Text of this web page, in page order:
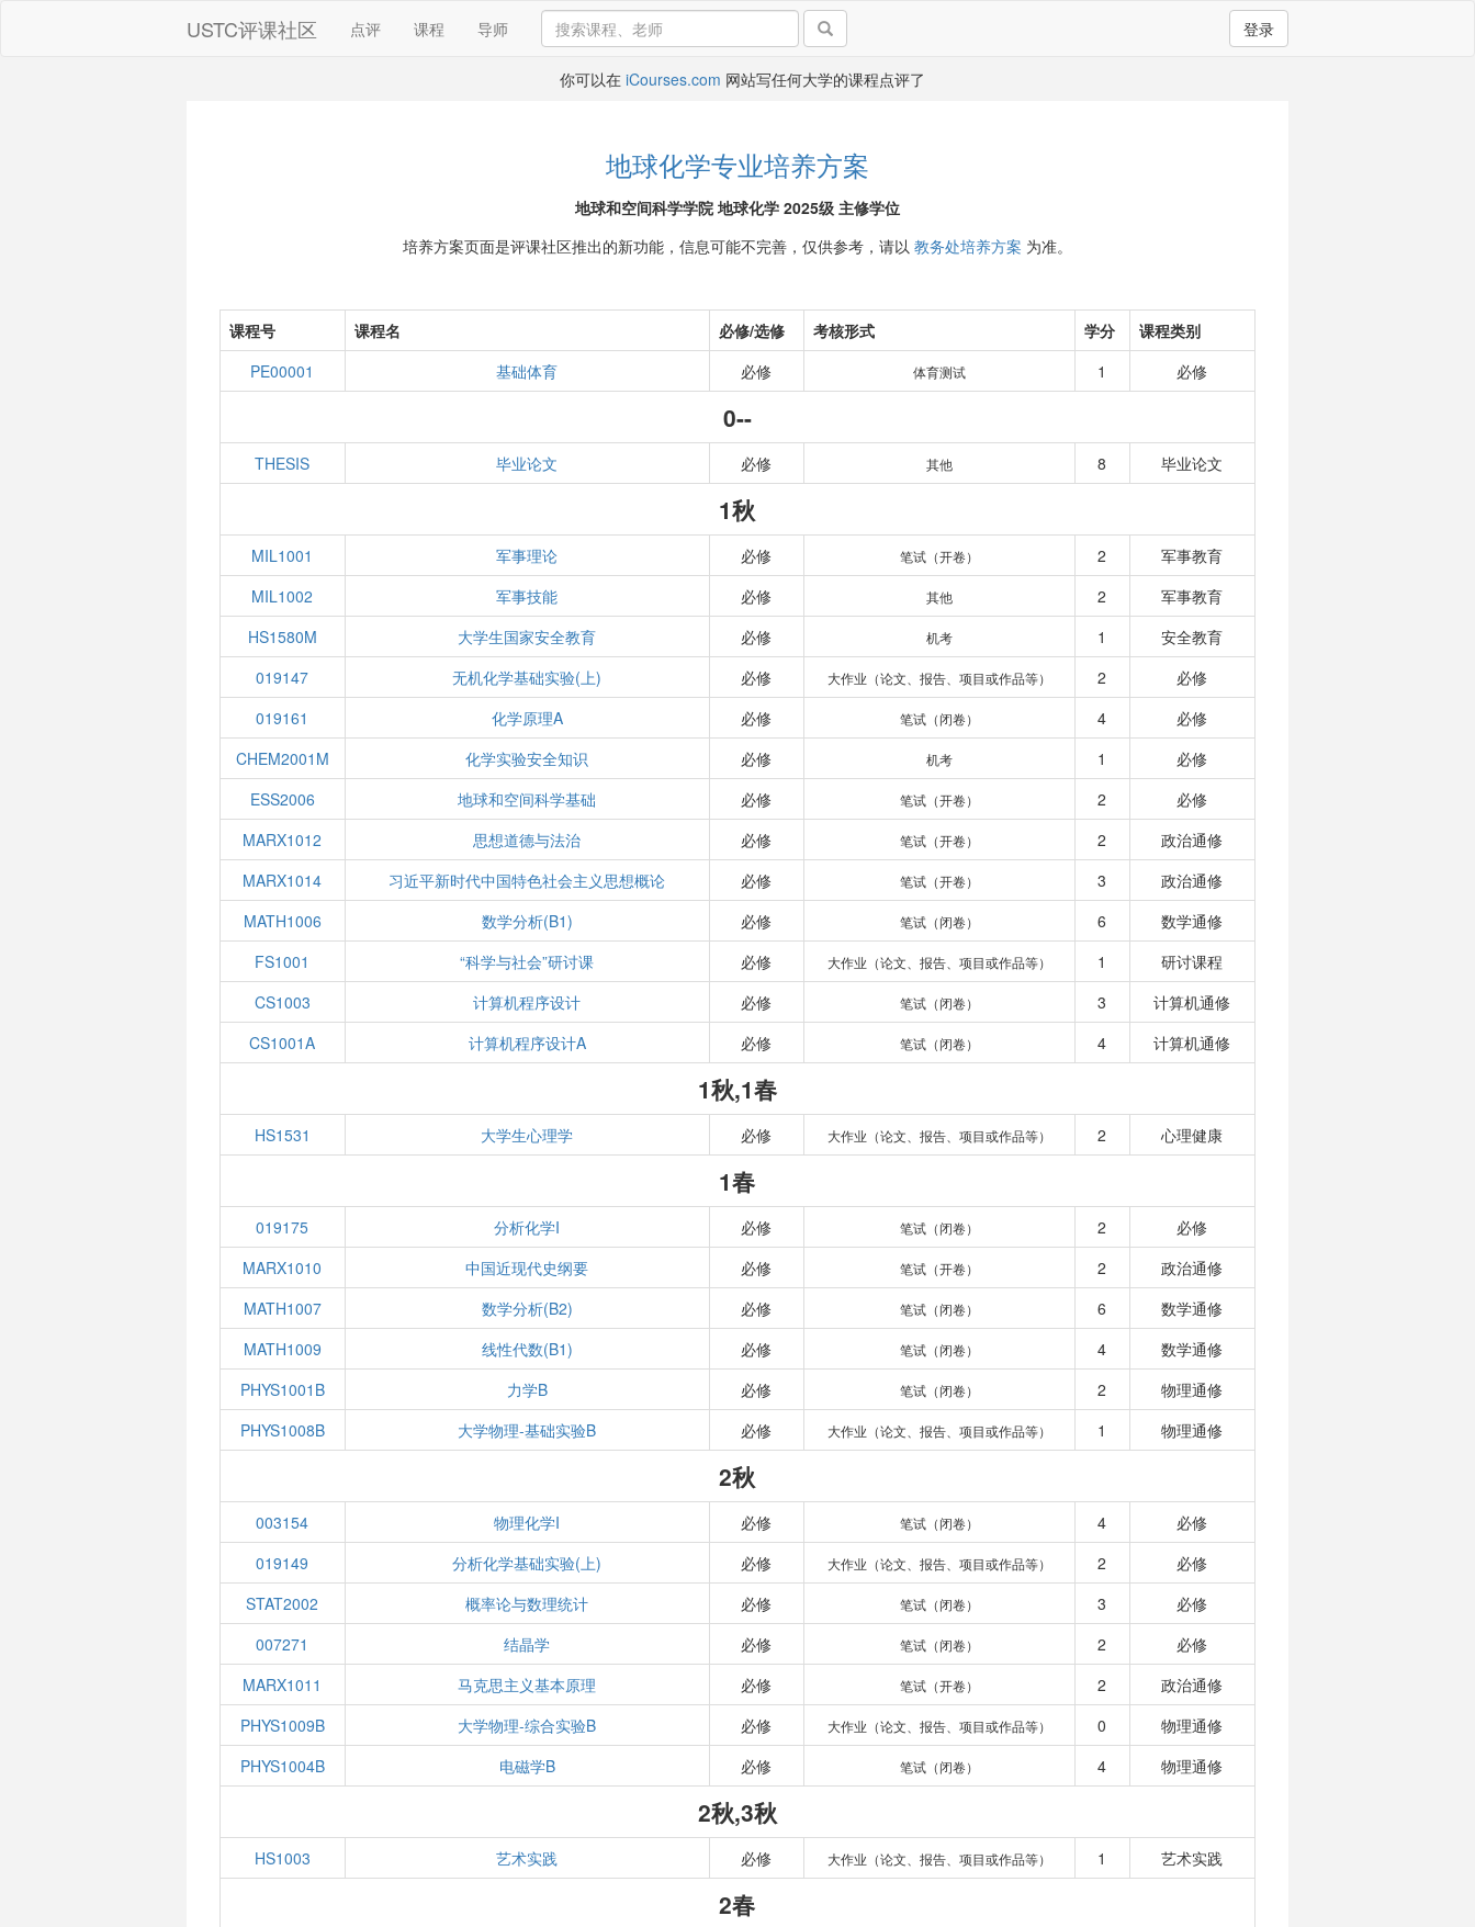
USTC评课社区 点评 课程 导师 登录
你可以在 iCourses.com 网站写任何大学的课程点评了
地球化学专业培养方案
地球和空间科学学院 地球化学 2025级 主修学位
培养方案页面是评课社区推出的新功能，信息可能不完善，仅供参考，请以 教务处培养方案 为准。
课程号 课程名 必修/选修 考核形式 学分
课程类别
PE00001
基础体育 必修 体育测试 1 必修
0--
THESIS 毕业论文 必修 其他 8 毕业论文
1秋
MIL1001 军事理论 必修 笔试（开卷） 2
军事教育
MIL1002
军事技能 必修 其他 2
军事教育
HS1580M
大学生国家安全教育 必修 机考 1
安全教育
019147
无机化学基础实验(上) 必修 大作业（论文、报告、项目或作品等） 2
必修
019161
化学原理A 必修 笔试（闭卷） 4
必修
CHEM2001M
化学实验安全知识 必修 机考 1
必修
ESS2006
地球和空间科学基础 必修 笔试（开卷） 2
必修
MARX1012
思想道德与法治 必修 笔试（开卷） 2
政治通修
MARX1014
习近平新时代中国特色社会主义思想概论 必修 笔试（开卷） 3
政治通修
MATH1006
数学分析(B1) 必修 笔试（闭卷） 6
数学通修
FS1001
“科学与社会”研讨课 必修 大作业（论文、报告、项目或作品等） 1
研讨课程
CS1003
计算机程序设计 必修 笔试（闭卷） 3
计算机通修
CS1001A
计算机程序设计A 必修 笔试（闭卷） 4 计算机通修
1秋,1春
HS1531 大学生心理学 必修 大作业（论文、报告、项目或作品等） 2 心理健康
1春
019175 分析化学I 必修 笔试（闭卷） 2
必修
MARX1010
中国近现代史纲要 必修 笔试（开卷） 2
政治通修
MATH1007
数学分析(B2) 必修 笔试（闭卷） 6
数学通修
MATH1009
线性代数(B1) 必修 笔试（闭卷） 4
数学通修
PHYS1001B
力学B 必修 笔试（闭卷） 2
物理通修
PHYS1008B
大学物理-基础实验B 必修 大作业（论文、报告、项目或作品等） 1 物理通修
2秋
003154 物理化学I 必修 笔试（闭卷） 4
必修
019149
分析化学基础实验(上) 必修 大作业（论文、报告、项目或作品等） 2
必修
STAT2002
概率论与数理统计 必修 笔试（闭卷） 3
必修
007271
结晶学 必修 笔试（闭卷） 2
必修
MARX1011
马克思主义基本原理 必修 笔试（开卷） 2
政治通修
PHYS1009B
大学物理-综合实验B 必修 大作业（论文、报告、项目或作品等） 0
物理通修
PHYS1004B
电磁学B 必修 笔试（闭卷） 4 物理通修
2秋,3秋
HS1003 艺术实践 必修 大作业（论文、报告、项目或作品等） 1 艺术实践
2春